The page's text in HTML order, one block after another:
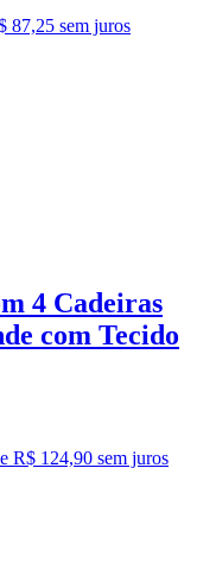
87,25 sem juros
4 Cadeiras
com Tecido
R$ 124,90 sem juros